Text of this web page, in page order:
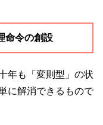
命令の創設
年も「変則型」の状
に解消できるもので